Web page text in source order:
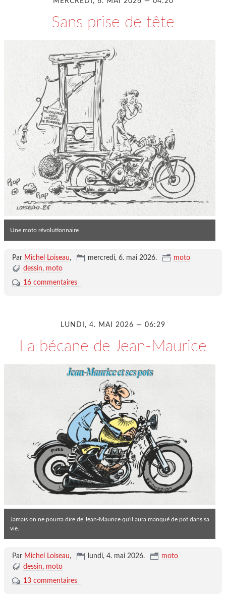
Sans prise de tête
Une moto révolutionnaire
Par Michel Loiseau, mercredi, 6. mai 2026.
moto
dessin
moto
16 commentaires
LUNDI, 4. MAI 2026 — 06:29
La bécane de Jean-Maurice
Jamais on ne pourra dire de Jean-Maurice qu'il aura manqué de pot dans sa
vie.
Par Michel Loiseau, lundi, 4. mai 2026.
moto
dessin
moto
13 commentaires